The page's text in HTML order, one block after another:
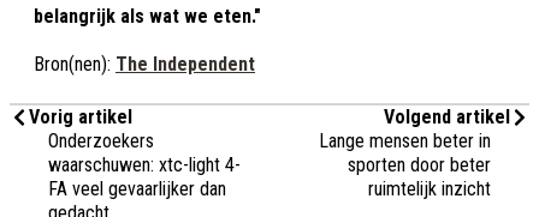
belangrijk als wat we eten."
Bron(nen): The Independent
Vorig artikel
Onderzoekers
waarschuwen: xtc-light 4-
FA veel gevaarlijker dan
gedacht
Volgend artikel
Lange mensen beter in
sporten door beter
ruimtelijk inzicht